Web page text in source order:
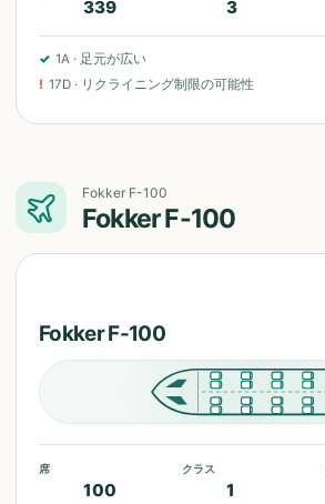
339 3
✓ 1A · 足元が広い
! 17D · リクライニング制限の可能性
Fokker F-100
Fokker F-100
Fokker F-100
席
100
クラス
1